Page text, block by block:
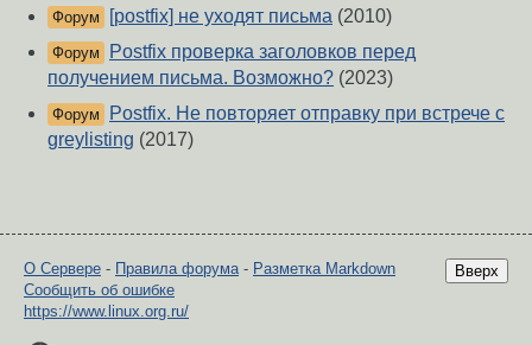
Форум [postfix] не уходят письма (2010)
Форум
Postfix проверка заголовков перед
получением письма. Возможно? (2023)
Форум
Postfix. Не повторяет отправку при встрече с
greylisting (2017)
Вверх
О Сервере - Правила форума- Разметка Markdown
Сообщить об ошибке
https://www.linux.org.ru/